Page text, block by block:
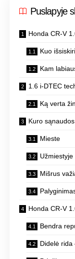
Puslapyje
Honda CR-V
Kuo
Kam
1.6 i-DTEC
Ką verta
Kuro
Mieste
Užmiestyje
Mišrus
Honda CR-V
Bendra
Didelė rida